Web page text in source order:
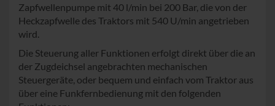
Zapfwellenpumpe mit 40 l/min bei 200 Bar, die von der
Heckzapfwelle des Traktors mit 540 U/min angetrieben
wird.
Die Steuerung aller Funktionen erfolgt direkt über die an
der Zugdeichsel angebrachten mechanischen
Steuergeräte, oder bequem und einfach vom Traktor aus
über eine Funkfernbedienung mit den folgenden